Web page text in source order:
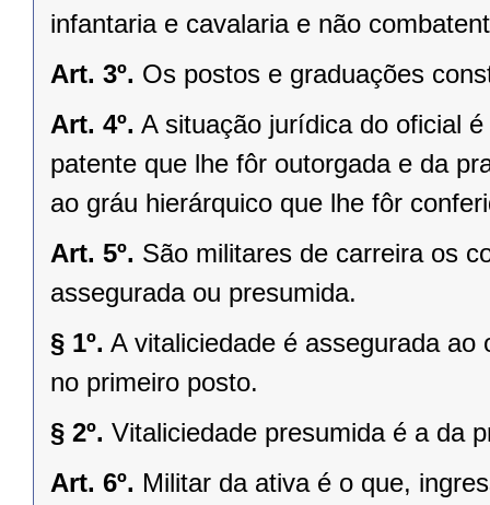
infantaria e cavalaria e não
Art. 3º. Os postos e graduações
Art. 4º. A situação jurídica do oficial
patente que lhe fôr outorgada e da
ao gráu hierárquico que lhe fôr
Art. 5º. São militares de carreira os
assegurada ou presumida.
§ 1º. A vitaliciedade é assegurada
no primeiro posto.
§ 2º. Vitaliciedade presumida é a da
Art. 6º. Militar da ativa é o que,